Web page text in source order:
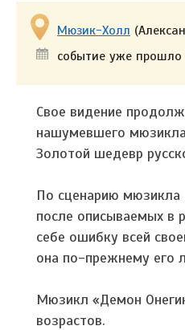
Мюзик-Холл
событие уже прошло
Свое видение
нашумевшего мюзикла
Золотой шедевр
По сценарию мюзикла
после описываемых в
себе ошибку всей
она по-прежнему его
Мюзикл «Демон
возрастов.